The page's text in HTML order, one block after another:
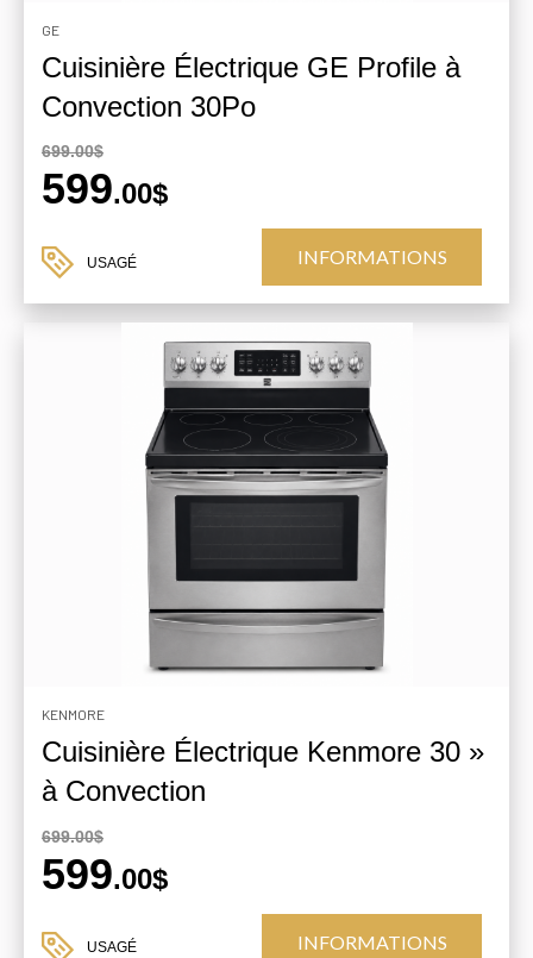
GE
Cuisinière Électrique GE Profile à
Convection 30Po
699.00$
599.00$
USAGÉ INFORMATIONS
KENMORE
Cuisinière Électrique Kenmore 30 »
à Convection
699.00$
599.00$
USAGÉ INFORMATIONS